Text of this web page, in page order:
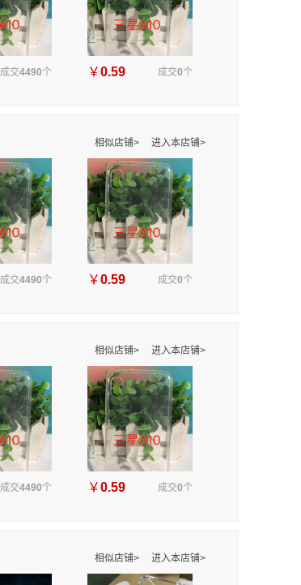
成交4490个 ￥0.59 成交0个
相似店铺> 进入本店铺>
成交4490个 ￥0.59 成交0个
相似店铺> 进入本店铺>
成交4490个 ￥0.59 成交0个
相似店铺> 进入本店铺>